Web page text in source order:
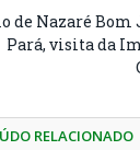
de Nazaré Bom
Pará, visita da
RELACIONADO